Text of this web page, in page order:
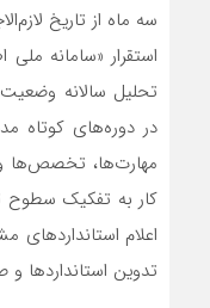
سه ماه از تاریخ
استقرار «سامانه
تحلیل سالانه وضعیت
در دوره‌های کوتاه
مهارت‌ها، تخصص‌ها و
کار به تفکیک سطوح
اعلام استانداردهای
تدوین استانداردها